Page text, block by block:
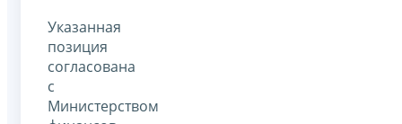
Указанная
позиция
согласована
с
Министерством